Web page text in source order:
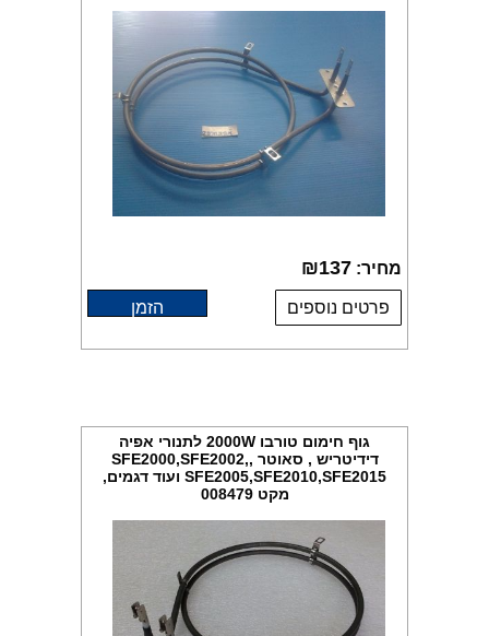
מחיר: ₪137
פרטים נוספים הזמן
גוף חימום טורבו 2000W לתנורי אפיה
דידיטריש , סאוטר ,SFE2000,SFE2002,
SFE2005,SFE2010,SFE2015 ועוד דגמים,
מקט 008479